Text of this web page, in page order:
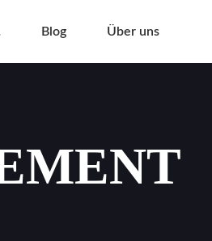
Blog Über uns